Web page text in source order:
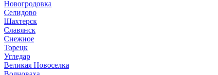
Новогродовка
Селидово
Шахтерск
Славянск
Снежное
Торецк
Угледар
Великая Новоселка